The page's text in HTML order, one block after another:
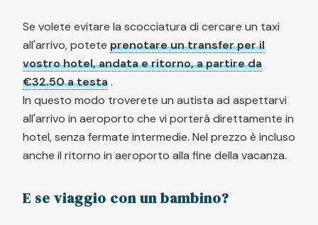
Se volete evitare la scocciatura di cercare un taxi
all'arrivo, potete prenotare un transfer per il
vostro hotel, andata e ritorno, a partire da
€32.50 a testa.
In questo modo troverete un autista ad aspettarvi
all'arrivo in aeroporto che vi porterà direttamente in
hotel, senza fermate intermedie. Nel prezzo è incluso
anche il ritorno in aeroporto alla fine della vacanza.
E se viaggio con un bambino?